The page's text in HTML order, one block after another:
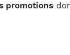
promotions